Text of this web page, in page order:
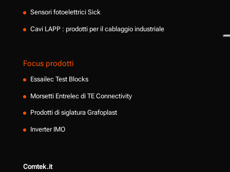
Sensori fotoelettrici Sick
Cavi LAPP : prodotti per il cablaggio industriale
Focus prodotti
Essailec Test Blocks
Morsetti Entrelec di TE Connectivity
Prodotti di siglatura Grafoplast
Inverter IMO
Comtek.it